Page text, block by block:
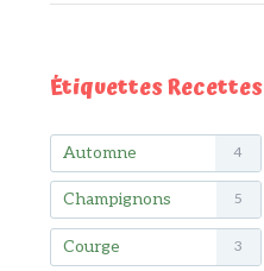
Étiquettes Recettes
Automne 4
Champignons 5
Courge 3